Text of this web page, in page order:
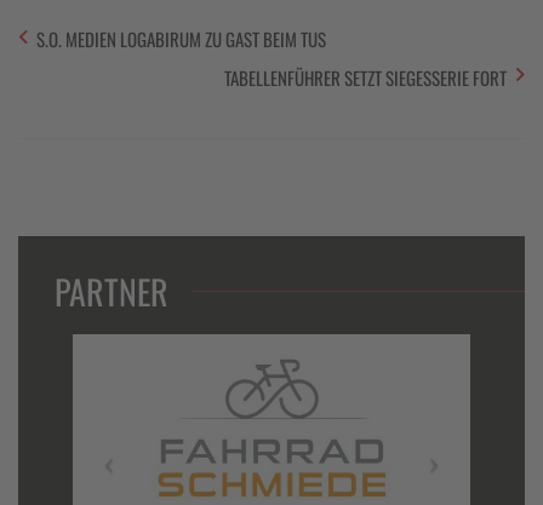
S.O. MEDIEN LOGABIRUM ZU GAST BEIM TUS
TABELLENFÜHRER SETZT SIEGESSERIE FORT
PARTNER